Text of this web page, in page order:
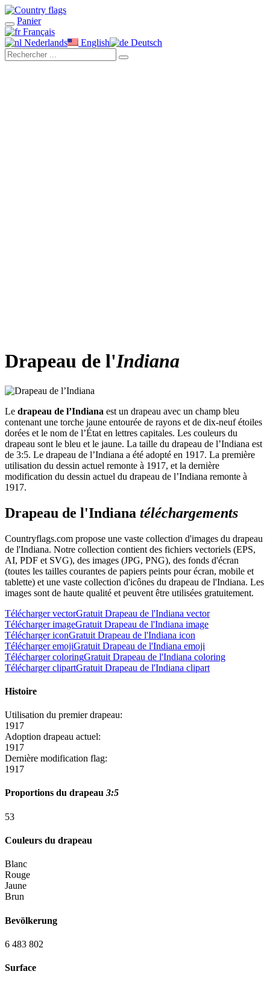
Panier
Français
Nederlands
English Deutsch
Drapeau de l'Indiana
Le drapeau de l’Indiana est un drapeau avec un champ bleu
contenant une torche jaune entourée de rayons et de dix-neuf étoiles
dorées et le nom de l’État en lettres capitales. Les couleurs du
drapeau sont le bleu et le jaune. La taille du drapeau de l’Indiana est
de 3:5. Le drapeau de l’Indiana a été adopté en 1917. La première
utilisation du dessin actuel remonte à 1917, et la dernière
modification du dessin actuel du drapeau de l’Indiana remonte à
1917.
Drapeau de l'Indiana téléchargements
Countryflags.com propose une vaste collection d'images du drapeau
de l'Indiana. Notre collection contient des fichiers vectoriels (EPS,
AI, PDF et SVG), des images (JPG, PNG), des fonds d'écran
(toutes les tailles courantes de papiers peints pour écran, mobile et
tablette) et une vaste collection d'icônes du drapeau de l'Indiana. Les
images sont de haute qualité et peuvent être utilisées gratuitement.
Télécharger vectorGratuit Drapeau de l'Indiana vector
Télécharger imageGratuit Drapeau de l'Indiana image
Télécharger iconGratuit Drapeau de l'Indiana icon
Télécharger emojiGratuit Drapeau de l'Indiana emoji
Télécharger coloringGratuit Drapeau de l'Indiana coloring
Télécharger clipartGratuit Drapeau de l'Indiana clipart
Histoire
Utilisation du premier drapeau:
1917
Adoption drapeau actuel:
1917
Dernière modification flag:
1917
Proportions du drapeau 3:5
53
Couleurs du drapeau
Blanc
Rouge
Jaune
Brun
Bevölkerung
6 483 802
Surface